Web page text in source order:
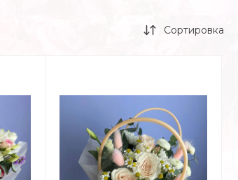
+7 (993) 010-03-53
Сортировка